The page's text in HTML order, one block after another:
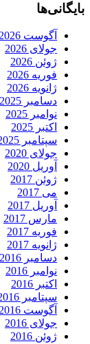
بایگانی‌ها
آگوست 2026
جولای 2026
ژوئن 2026
فوریه 2026
ژانویه 2026
دسامبر 2025
نوامبر 2025
اکتبر 2025
سپتامبر 2025
جولای 2020
آوریل 2020
ژوئن 2017
می 2017
آوریل 2017
مارس 2017
فوریه 2017
ژانویه 2017
دسامبر 2016
نوامبر 2016
اکتبر 2016
سپتامبر 2016
آگوست 2016
جولای 2016
ژوئن 2016